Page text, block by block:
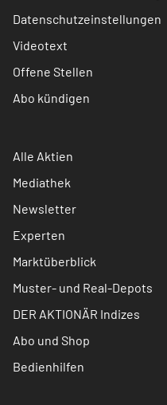
Datenschutzeinstellungen
Videotext
Offene Stellen
Abo kündigen
Alle Aktien
Mediathek
Newsletter
Experten
Marktüberblick
Muster- und Real-Depots
DER AKTIONÄR Indizes
Abo und Shop
Bedienhilfen